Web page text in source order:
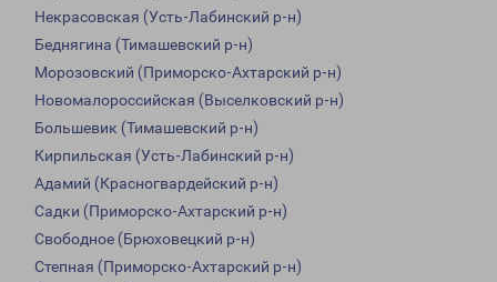
Некрасовская (Усть-Лабинский р-н)
Беднягина (Тимашевский р-н)
Морозовский (Приморско-Ахтарский р-н)
Новомалороссийская (Выселковский р-н)
Большевик (Тимашевский р-н)
Кирпильская (Усть-Лабинский р-н)
Адамий (Красногвардейский р-н)
Садки (Приморско-Ахтарский р-н)
Свободное (Брюховецкий р-н)
Степная (Приморско-Ахтарский р-н)